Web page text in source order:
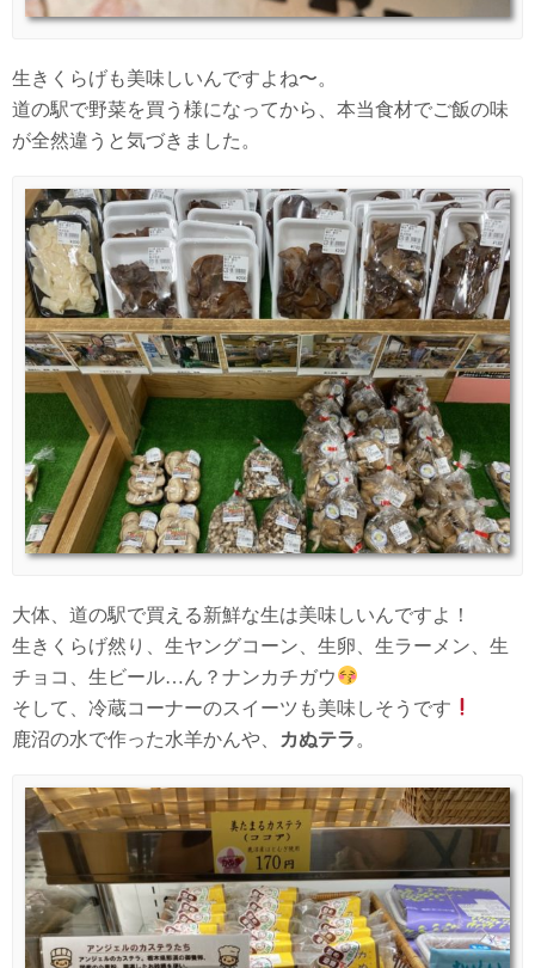
生きくらげも美味しいんですよね〜。
道の駅で野菜を買う様になってから、本当食材でご飯の味
が全然違うと気づきました。
大体、道の駅で買える新鮮な生は美味しいんですよ！
生きくらげ然り、生ヤングコーン、生卵、生ラーメン、生
チョコ、生ビール…ん？ナンカチガウ
そして、冷蔵コーナーのスイーツも美味しそうです
鹿沼の水で作った水羊かんや、
カぬテラ 。